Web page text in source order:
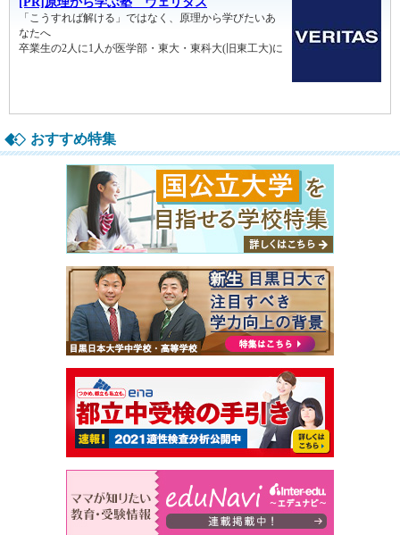
おすすめ特集